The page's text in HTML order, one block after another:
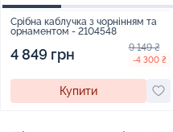
Срібна каблучка з чорнінням та
орнаментом - 2104548
4 849 грн 9 149 ₴
-4 300 ₴
Купити